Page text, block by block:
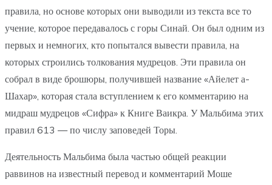
правила, но основе которых они выводили из текста все то
учение, которое передавалось с горы Синай. Он был одним из
первых и немногих, кто попытался вывести правила, на
которых строились толкования мудрецов. Эти правила он
собрал в виде брошюры, получившей название «Айелет а-
Шахар», которая стала вступлением к его комментарию на
мидраш мудрецов «Сифра» к Книге Ваикра. У Мальбима этих
правил 613 — по числу заповедей Торы.
Деятельность Мальбима была частью общей реакции
раввинов на известный перевод и комментарий Моше